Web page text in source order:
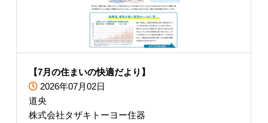
【7月の住まいの快適だより】
2026年07月02日
道央
株式会社タザキトーヨー住器